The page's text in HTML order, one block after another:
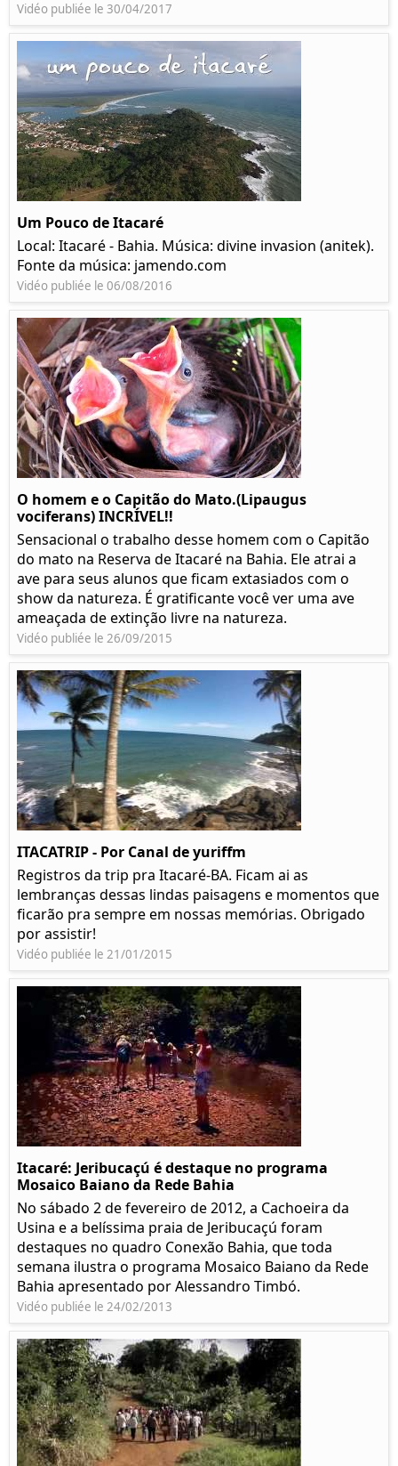
Vidéo publiée le 30/04/2017
Um Pouco de Itacaré
Local: Itacaré - Bahia. Música: divine invasion (anitek).
Fonte da música: jamendo.com
Vidéo publiée le 06/08/2016
O homem e o Capitão do Mato.(Lipaugus
vociferans) INCRÍVEL!!
Sensacional o trabalho desse homem com o Capitão
do mato na Reserva de Itacaré na Bahia. Ele atrai a
ave para seus alunos que ficam extasiados com o
show da natureza. É gratificante você ver uma ave
ameaçada de extinção livre na natureza.
Vidéo publiée le 26/09/2015
ITACATRIP - Por Canal de yuriffm
Registros da trip pra Itacaré-BA. Ficam ai as
lembranças dessas lindas paisagens e momentos que
ficarão pra sempre em nossas memórias. Obrigado
por assistir!
Vidéo publiée le 21/01/2015
Itacaré: Jeribucaçú é destaque no programa
Mosaico Baiano da Rede Bahia
No sábado 2 de fevereiro de 2012, a Cachoeira da
Usina e a belíssima praia de Jeribucaçú foram
destaques no quadro Conexão Bahia, que toda
semana ilustra o programa Mosaico Baiano da Rede
Bahia apresentado por Alessandro Timbó.
Vidéo publiée le 24/02/2013